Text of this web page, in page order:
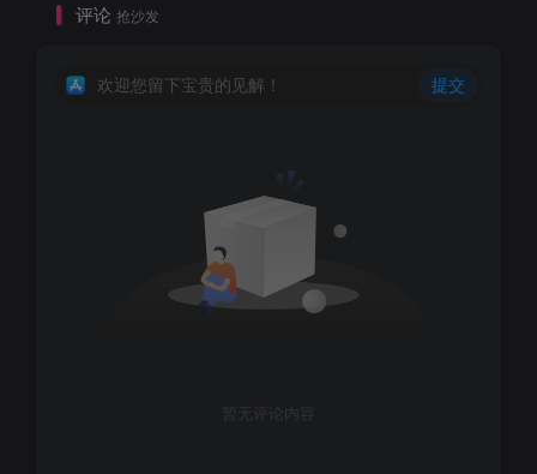
评论 抢沙发
欢迎您留下宝贵的见解！ 提交
暂无评论内容